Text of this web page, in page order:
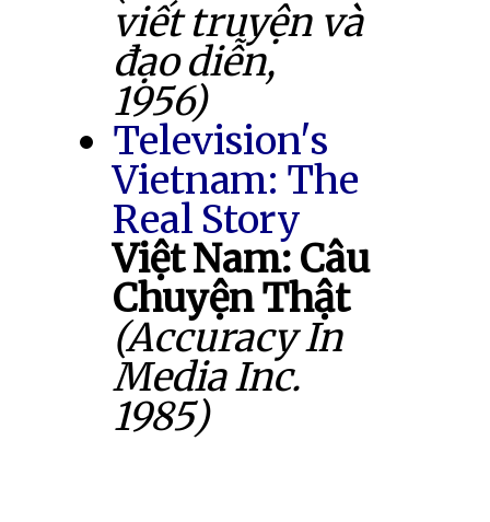
viết truyện và
đạo diễn,
1956)
Television's
Vietnam: The
Real Story
Việt Nam: Câu
Chuyện Thật
(Accuracy In
Media Inc.
1985)